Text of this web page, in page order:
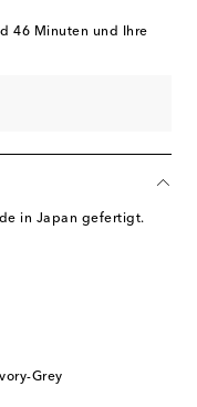
46 Minuten und Ihre
in Japan gefertigt.
Grey